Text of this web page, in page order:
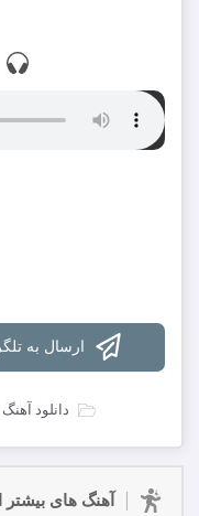
ارسال به
دانلود آهنگ
آهنگ های بیشتر